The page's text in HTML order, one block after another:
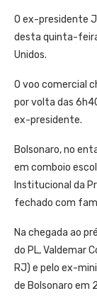
O ex-presidente
desta quinta-
Unidos.
O voo comercial
por volta das
ex-presidente.
Bolsonaro, no
em comboio
Institucional da
fechado com
Na chegada ao
do PL, Valdemar
RJ) e pelo ex-
de Bolsonaro em